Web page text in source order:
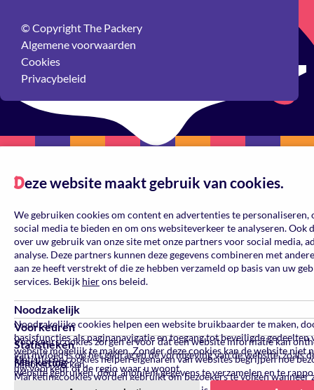
Reset
Kleur
Gelegenheid
Afmeting
© Copyright The Packery
Algemene voorwaarden
Cookies
Privacybeleid
Deze website maakt gebruik van cookies.
We gebruiken cookies om content en advertenties te
social media te bieden en om ons websiteverkeer te analyseren. Ook
over uw gebruik van onze site met onze partners voor social media,
analyse. Deze partners kunnen deze gegevens combineren met
aan ze heeft verstrekt of die ze hebben verzameld op basis van uw
services. Bekijk hierons beleid.
Noodzakelijk
Noodzakelijke cookies helpen een website bruikbaarder te maken,
basisfuncties als paginanavigatie en toegang tot beveiligde gedeelten
website mogelijk te maken. Zonder deze cookies kan de website niet
behoren werken.
Voorkeuren
Voorkeurscookies zorgen ervoor dat een website informatie kan
van invloed is op het gedrag en de vormgeving van de website, zoals
uw voorkeur of de regio waar u woont.
Statistieken
Statistische cookies helpen eigenaren van websites begrijpen hoe
website gebruiken, door anoniem gegevens te verzamelen en te
Marketing
Marketingcookies worden gebruikt om bezoekers te volgen wanneer